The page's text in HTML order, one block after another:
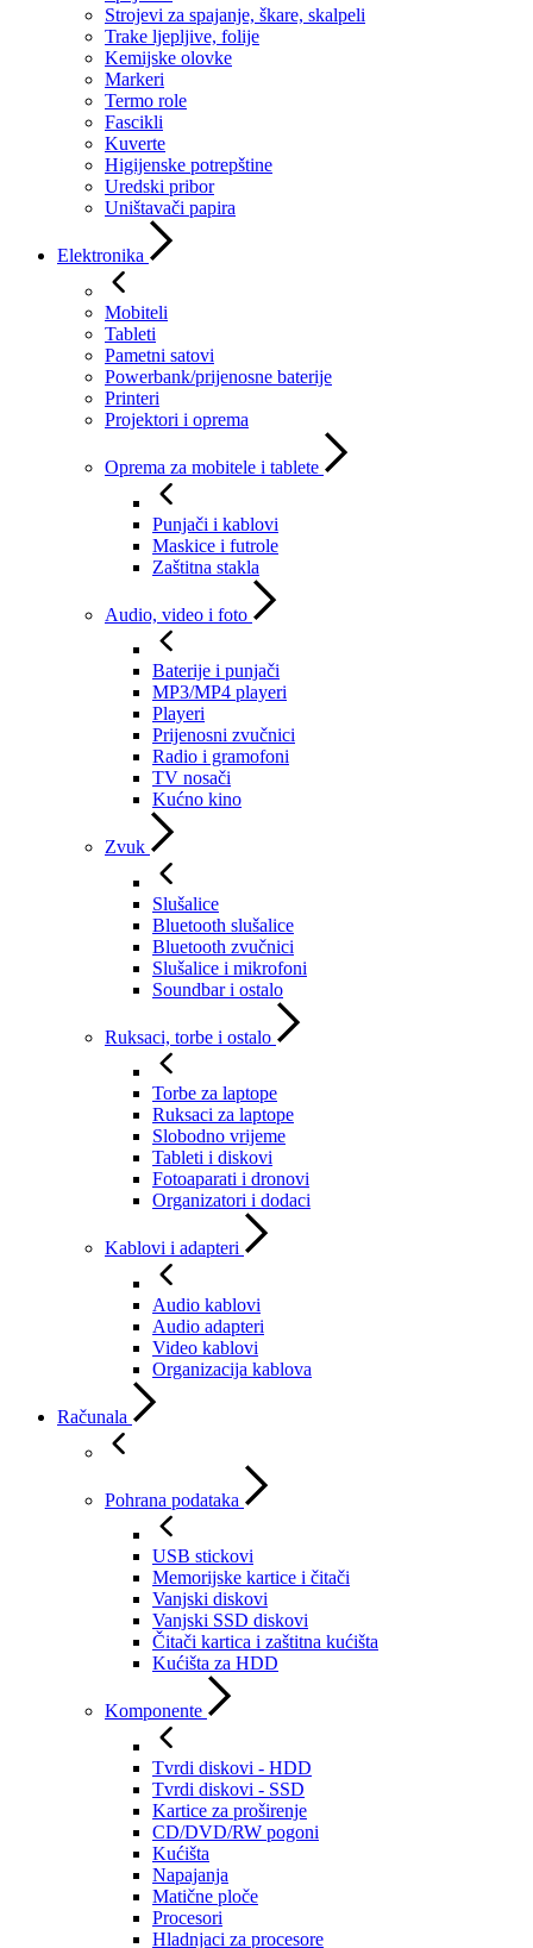
Strojevi za spajanje, škare, skalpeli
Trake ljepljive, folije
Kemijske olovke
Markeri
Termo role
Fascikli
Kuverte
Higijenske potrepštine
Uredski pribor
Uništavači papira
Elektronika
Mobiteli
Tableti
Pametni satovi
Powerbank/prijenosne baterije
Printeri
Projektori i oprema
Oprema za mobitele i tablete
Punjači i kablovi
Maskice i futrole
Zaštitna stakla
Audio, video i foto
Baterije i punjači
MP3/MP4 playeri
Playeri
Prijenosni zvučnici
Radio i gramofoni
TV nosači
Kućno kino
Zvuk
Slušalice
Bluetooth slušalice
Bluetooth zvučnici
Slušalice i mikrofoni
Soundbar i ostalo
Ruksaci, torbe i ostalo
Torbe za laptope
Ruksaci za laptope
Slobodno vrijeme
Tableti i diskovi
Fotoaparati i dronovi
Organizatori i dodaci
Kablovi i adapteri
Audio kablovi
Audio adapteri
Video kablovi
Organizacija kablova
Računala
Pohrana podataka
USB stickovi
Memorijske kartice i čitači
Vanjski diskovi
Vanjski SSD diskovi
Čitači kartica i zaštitna kućišta
Kućišta za HDD
Komponente
Tvrdi diskovi - HDD
Tvrdi diskovi - SSD
Kartice za proširenje
CD/DVD/RW pogoni
Kućišta
Napajanja
Matične ploče
Procesori
Hladnjaci za procesore